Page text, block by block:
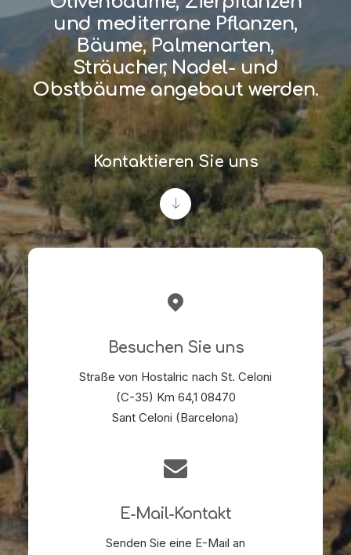
und mediterrane Pflanzen,
Bäume, Palmenarten,
Sträucher, Nadel- und
Obstbäume angebaut werden.
Kontaktieren Sie uns
Besuchen Sie uns
Straße von Hostalric nach St. Celoni
(C-35) Km 64,1 08470
Sant Celoni (Barcelona)
E-Mail-Kontakt
Senden Sie eine E-Mail an